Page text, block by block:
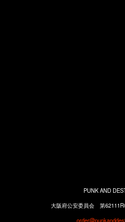
PUNK AND
大阪府公安委員会 第